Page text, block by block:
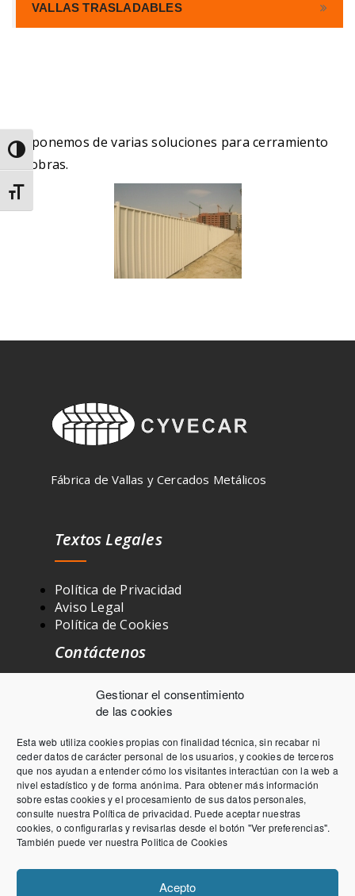
Gestionar el consentimiento
de las cookies
Esta web utiliza cookies propias con finalidad técnica, sin recabar ni
ceder datos de carácter personal de los usuarios, y cookies de terceros
que nos ayudan a entender cómo los visitantes interactúan con la web a
nivel estadístico y de forma anónima. Para obtener más información
sobre estas cookies y el procesamiento de sus datos personales,
consulte nuestra Política de privacidad. Puede aceptar nuestras
cookies, o configurarlas y revisarlas desde el botón "Ver preferencias".
También puede ver nuestra Politica de Cookies
Acepto
Alternar alto contraste
Alternar tamaño de letra
VALLAS TRASLADABLES
Disponemos de varias soluciones para cerramiento
de obras.
Fábrica de Vallas y Cercados Metálicos
Textos Legales
Política de Privacidad
Aviso Legal
Política de Cookies
Contáctenos
Exposición y ventas: Ctra. Logroño
Km. 8 nave 9 50011 ZARAGOZA
976 437 399
Info@cyvecar.com
L-V : de 8 a 13 y de 16 a 19